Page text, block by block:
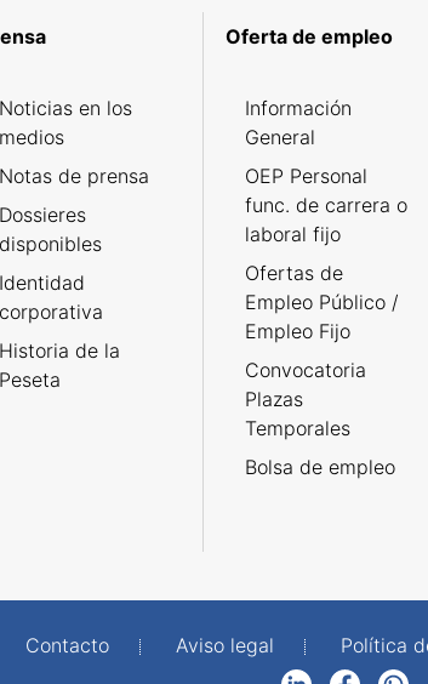
Noticias en los
medios
Notas de prensa
Dossieres
disponibles
Identidad
corporativa
Historia de la
Peseta
Oferta de empleo
Información
General
OEP Personal
func. de carrera o
laboral fijo
Ofertas de
Empleo Público /
Empleo Fijo
Convocatoria
Plazas
Temporales
Bolsa de empleo
Contacto Aviso legal Política